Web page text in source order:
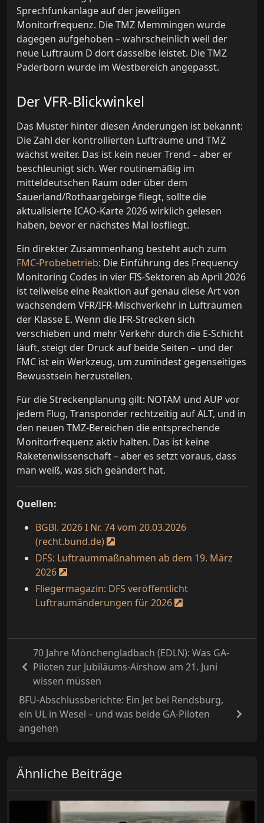
Sprechfunkanlage auf der jeweiligen
Monitorfrequenz. Die TMZ Memmingen wurde
dagegen aufgehoben – wahrscheinlich weil der
neue Luftraum D dort dasselbe leistet. Die TMZ
Paderborn wurde im Westbereich angepasst.
Der VFR-Blickwinkel
Das Muster hinter diesen Änderungen ist bekannt:
Die Zahl der kontrollierten Lufträume und TMZ
wächst weiter. Das ist kein neuer Trend – aber er
beschleunigt sich. Wer routinemäßig im
mitteldeutschen Raum oder über dem
Sauerland/Rothaargebirge fliegt, sollte die
aktualisierte ICAO-Karte 2026 wirklich gelesen
haben, bevor er nächstes Mal losfliegt.
Ein direkter Zusammenhang besteht auch zum
FMC-Probebetrieb: Die Einführung des Frequency
Monitoring Codes in vier FIS-Sektoren ab April 2026
ist teilweise eine Reaktion auf genau diese Art von
wachsendem VFR/IFR-Mischverkehr in Lufträumen
der Klasse E. Wenn die IFR-Strecken sich
verschieben und mehr Verkehr durch die E-Schicht
läuft, steigt der Druck auf beide Seiten – und der
FMC ist ein Werkzeug, um zumindest gegenseitiges
Bewusstsein herzustellen.
Für die Streckenplanung gilt: NOTAM und AUP vor
jedem Flug, Transponder rechtzeitig auf ALT, und in
den neuen TMZ-Bereichen die entsprechende
Monitorfrequenz aktiv halten. Das ist keine
Raketenwissenschaft – aber es setzt voraus, dass
man weiß, was sich geändert hat.
Quellen:
BGBl. 2026 I Nr. 74 vom 20.03.2026
(recht.bund.de)
DFS: Luftraummaßnahmen ab dem 19. März
2026
Fliegermagazin: DFS veröffentlicht
Luftraumänderungen für 2026
70 Jahre Mönchengladbach (EDLN): Was GA-
Piloten zur Jubiläums-Airshow am 21. Juni
wissen müssen
BFU-Abschlussberichte: Ein Jet bei Rendsburg,
ein UL in Wesel – und was beide GA-Piloten
angehen
Ähnliche Beiträge